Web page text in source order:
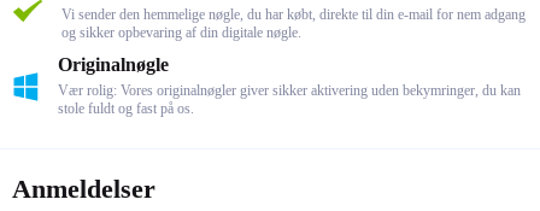
Vi sender den hemmelige nøgle, du har købt, direkte til din e-mail for nem adgang
og sikker opbevaring af din digitale nøgle.
Originalnøgle
Vær rolig: Vores originalnøgler giver sikker aktivering uden bekymringer, du kan
stole fuldt og fast på os.
Anmeldelser